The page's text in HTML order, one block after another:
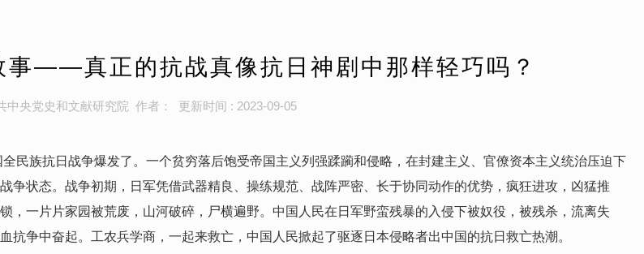
事——真正的抗战真像抗日神剧中那样轻巧吗？
中央党史和文献研究院 作者： 更新时间 : 2023-09-05
民族抗日战争爆发了。一个贫穷落后饱受帝国主义列强蹂躏和侵略，在封建主义、官僚资本主义统治压迫下
争状态。战争初期，日军凭借武器精良、操练规范、战阵严密、长于协同动作的优势，疯狂进攻，凶猛推
，一片片家园被荒废，山河破碎，尸横遍野。中国人民在日军野蛮残暴的入侵下被奴役，被残杀，流离失
争中奋起。工农兵学商，一起来救亡，中国人民掀起了驱逐日本侵略者出中国的抗日救亡热潮。